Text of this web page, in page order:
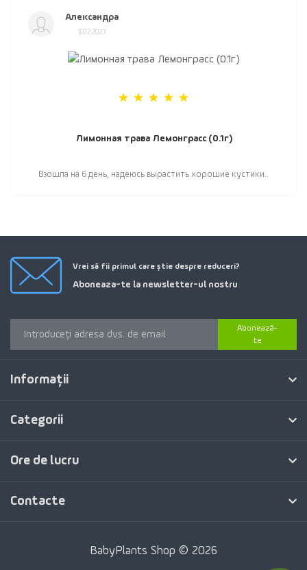
Александра
10.12.2023
Лимонная трава Лемонграсс (0.1г)
Взошла на 6 день, надеюсь вырастить хорошие кустики..
Vrei să fii primul care știe despre reduceri?
Aboneaza-te la newsletter-ul nostru
Abonează-
te
Informaţii
Categorii
Ore de lucru
Contacte
BabyPlants Shop © 2026